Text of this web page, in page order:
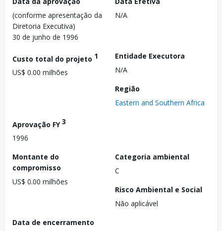
(conforme apresentação da
Diretoria Executiva)
30 de junho de 1996
N/A
Custo total do projeto 1
US$ 0.00 milhões
Entidade Executora
N/A
Região
Eastern and Southern Africa
Aprovação FY3
1996
Montante do
compromisso
US$ 0.00 milhões
Categoria ambiental
C
Risco Ambiental e Social
Não aplicável
Data de encerramento